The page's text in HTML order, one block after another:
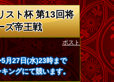
スト杯 第13回将
ズ帝王戦
ポスト
月27日(水)23時まで
ングにて競います。